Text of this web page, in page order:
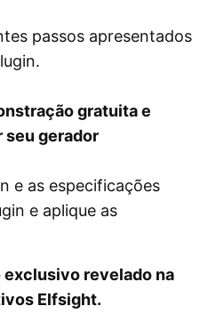
passos apresentados
gratuita e
seu gerador
e as especificações
e aplique as
exclusivo revelado na
Elfsight.